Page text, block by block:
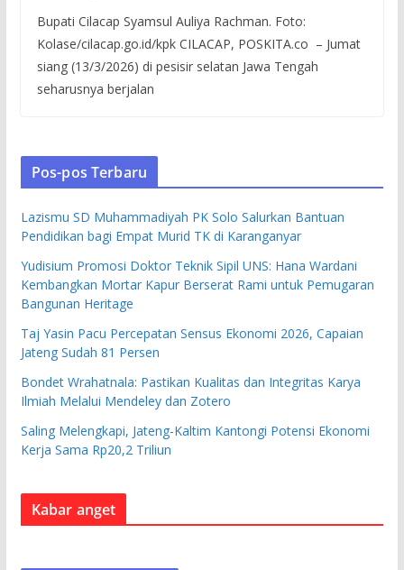
Bupati Cilacap Syamsul Auliya Rachman. Foto:
Kolase/cilacap.go.id/kpk CILACAP, POSKITA.co – Jumat
siang (13/3/2026) di pesisir selatan Jawa Tengah
seharusnya berjalan
Pos-pos Terbaru
Lazismu SD Muhammadiyah PK Solo Salurkan Bantuan
Pendidikan bagi Empat Murid TK di Karanganyar
Yudisium Promosi Doktor Teknik Sipil UNS: Hana Wardani
Kembangkan Mortar Kapur Berserat Rami untuk Pemugaran
Bangunan Heritage
Taj Yasin Pacu Percepatan Sensus Ekonomi 2026, Capaian
Jateng Sudah 81 Persen
Bondet Wrahatnala: Pastikan Kualitas dan Integritas Karya
Ilmiah Melalui Mendeley dan Zotero
Saling Melengkapi, Jateng-Kaltim Kantongi Potensi Ekonomi
Kerja Sama Rp20,2 Triliun
Kabar anget